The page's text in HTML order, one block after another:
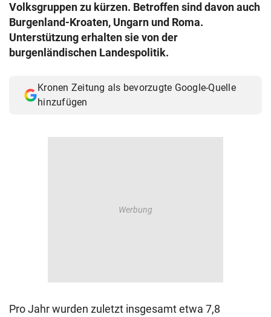
Volksgruppen zu kürzen. Betroffen sind davon auch
Burgenland-Kroaten, Ungarn und Roma.
Unterstützung erhalten sie von der
burgenländischen Landespolitik.
Kronen Zeitung als bevorzugte Google-Quelle
hinzufügen
Pro Jahr wurden zuletzt insgesamt etwa 7,8